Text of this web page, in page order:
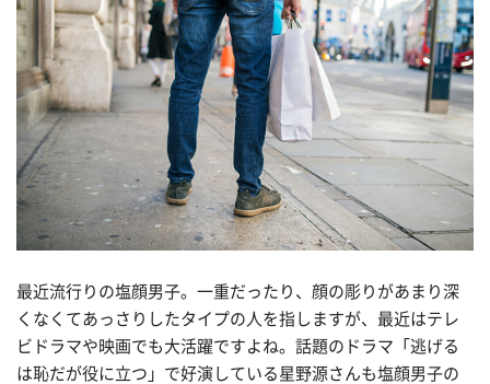
最近流行りの塩顔男子。一重だったり、顔の彫りがあまり深
くなくてあっさりしたタイプの人を指しますが、最近はテレ
ビドラマや映画でも大活躍ですよね。話題のドラマ「逃げる
は恥だが役に立つ」で好演している星野源さんも塩顔男子の